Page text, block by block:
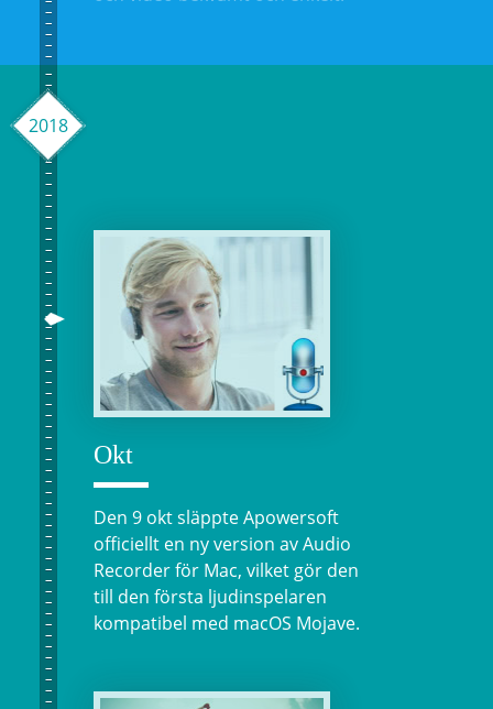
2018
Okt
Den 9 okt släppte Apowersoft
officiellt en ny version av Audio
Recorder för Mac, vilket gör den
till den första ljudinspelaren
kompatibel med macOS Mojave.